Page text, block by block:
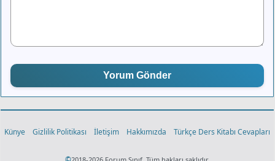
Yorum Gönder
Künye Gizlilik Politikası İletişim Hakkımızda Türkçe Ders Kitabı Cevapları